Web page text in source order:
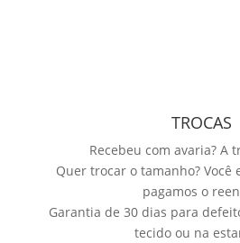
TROCAS
Recebeu com avaria? A
Quer trocar o tamanho? Você
pagamos o
Garantia de 30 dias para
tecido ou na